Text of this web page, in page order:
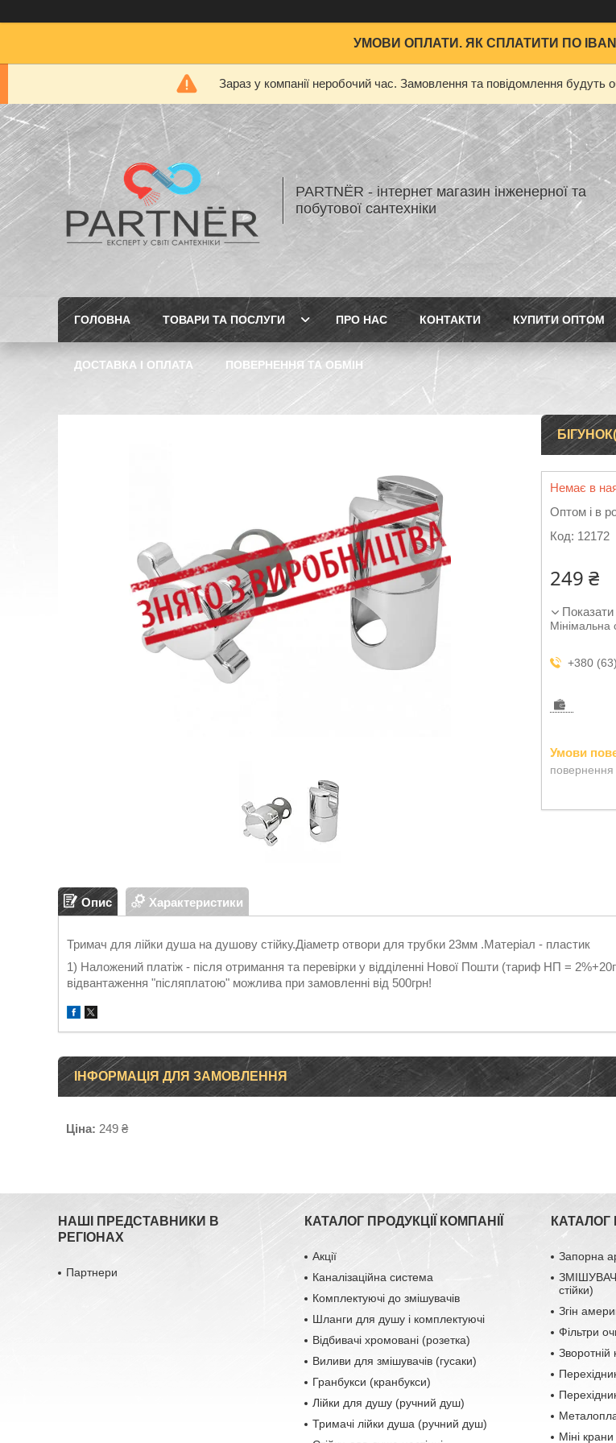
УМОВИ ОПЛАТИ. ЯК СПЛАТИТИ ПО IBAN
Зараз у компанії неробочий час. Замовлення та повідомлення будуть
PARTNЁR - інтернет магазин інженерної та
побутової сантехніки
ГОЛОВНА ТОВАРИ ТА ПОСЛУГИ ПРО НАС КОНТАКТИ КУПИТИ ОПТОМ
ДОСТАВКА І ОПЛАТА ПОВЕРНЕННЯ ТА ОБМІН
Немає в
Оптом і в
Код: 12172
249 ₴
Показати
+380
повернення
Опис Характеристики
Тримач для лійки душа на душову стійку.Діаметр отвори для трубки 23мм .Матеріал - пластик
1) Наложений платіж - після отримання та перевірки у відділенні Нової Пошти (тариф НП =
відвантаження "післяплатою" можлива при замовленні від 500грн!
ІНФОРМАЦІЯ ДЛЯ ЗАМОВЛЕННЯ
Ціна: 249 ₴
НАШІ ПРЕДСТАВНИКИ В
РЕГІОНАХ
Партнери
КАТАЛОГ ПРОДУКЦІЇ КОМПАНІЇ
Акції
Каналізаційна система
Комплектуючі до змішувачів
Шланги для душу і комплектуючі
Відбивачі хромовані (розетка)
Виливи для змішувачів (гусаки)
Гранбукси (кранбукси)
Лійки для душу (ручний душ)
Тримачі лійки душа (ручний душ)
КАТАЛОГ
Запорна
стійки)
Згін
Фільтри
Зворотній
Міні